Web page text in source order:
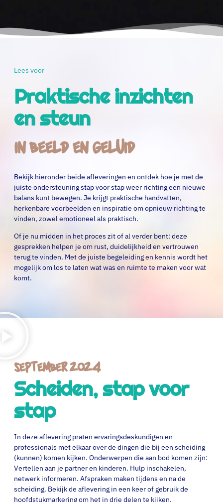
Lees voor
Praktische inzichten
en steun
in beeld en geluid
Bekijk hieronder beide afleveringen en ontdek hoe je met de
juiste ondersteuning stap voor stap weer richting een nieuwe
balans kunt bewegen. Je krijgt praktische handvatten,
herkenbare voorbeelden en inspiratie om opnieuw richting te
vinden, zowel emotioneel als praktisch.
Of je nu midden in het proces zit of al verder bent: deze
gesprekken helpen je om rust, duidelijkheid en vertrouwen
terug te vinden. Met de juiste begeleiding en kennis wordt het
mogelijk om los te laten wat was en ruimte te maken voor wat
komt.
September 2024
Scheiden, stap voor
stap
In deze aflevering praten ervaringsdeskundigen en
professionals met elkaar over de dingen die bij een scheiding
(kunnen) komen kijken. Onderwerpen die aan bod komen zijn:
Vertellen aan je partner en kinderen. Hulp inschakelen,
netwerk informeren. Afspraken maken tijdens en na de
scheiding. Bekijk de aflevering in een keer of gebruik de
hoofdstukmarkering om het in drie delen te kijken.